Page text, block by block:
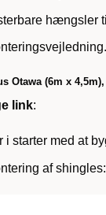
hængsler
Otawa (6m x
link:
i starter med at
af shingles: